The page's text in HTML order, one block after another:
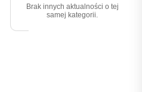
Brak innych aktualności o tej
samej kategorii.